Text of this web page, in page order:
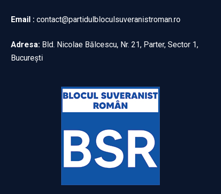
Email : contact@partidulbloculsuveranistroman.ro
Adresa: Bld. Nicolae Bălcescu, Nr. 21, Parter, Sector 1,
București